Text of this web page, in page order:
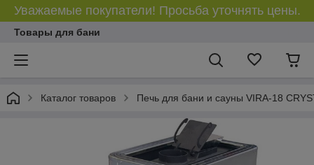
Уважаемые покупатели! Просьба уточнять цены.
Товары для бани
Каталог товаров Печь для бани и сауны VIRA-18